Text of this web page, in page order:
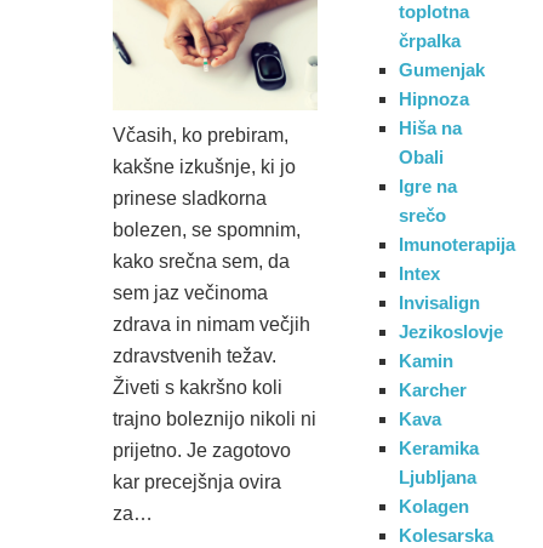
Včasih, ko prebiram,
kakšne izkušnje, ki jo
prinese sladkorna
bolezen, se spomnim,
kako srečna sem, da
sem jaz večinoma
zdrava in nimam večjih
zdravstvenih težav.
Živeti s kakršno koli
trajno boleznijo nikoli ni
prijetno. Je zagotovo
kar precejšnja ovira
za…
toplotna
črpalka
Gumenjak
Hipnoza
Hiša na
Obali
Igre na
srečo
Imunoterapija
Intex
Invisalign
Jezikoslovje
Kamin
Karcher
Kava
Keramika
Ljubljana
Kolagen
Kolesarska